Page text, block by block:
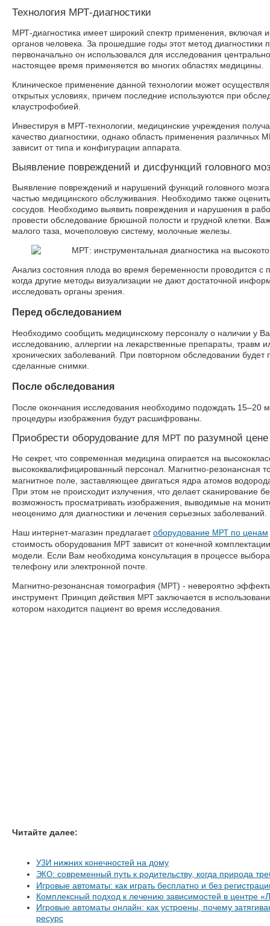
Технология МРТ-диагностики
МРТ-диагностика имеет широкий спектр применения, включая
органов человека. За прошедшие годы этот метод диагностики
первоначально он использовался для исследования
настоящее время применяется во многих областях медицины.
Клиническое применение данной технологии может
открытых условиях, причем последние используются при
клаустрофобией.
Инвестируя в МРТ-технологии, медицинские учреждения
качество диагностики, однако область применения различных
зависит от типа и конфигурации аппарата.
Выявление повреждений и дисфункций головного
Выявление повреждений и нарушений функций головного
частью медицинского обслуживания. Необходимо также
сосудов. Необходимо выявить повреждения и нарушения в
провести обследование брюшной полости и грудной клетки.
малого таза, мочеполовую систему, молочные железы.
Анализ состояния плода во время беременности проводится с
когда другие методы визуализации не дают достаточной
исследовать органы зрения.
Перед обследованием
Необходимо сообщить медицинскому персоналу о наличии у
исследованию, аллергии на лекарственные препараты, травм
хронических заболеваний. При повторном обследовании будет
сделанные снимки.
После обследования
После окончания исследования необходимо подождать 15–20
процедуры изображения будут расшифрованы.
Приобрести оборудование для МРТ по разумной
Не секрет, что современная медицина опирается на
высококвалифицированный персонал. Магнитно-резонансная
магнитное поле, заставляющее двигаться ядра атомов
При этом не происходит излучения, что делает сканирование
возможность просматривать изображения, выводимые на
неоценимо для диагностики и лечения серьезных заболеваний.
Наш интернет-магазин предлагаетоборудование МРТ по ценам
стоимость оборудования МРТ зависит от конечной
модели. Если Вам необходима консультация в процессе
телефону или электронной почте.
Магнитно-резонансная томография (МРТ) - невероятно
инструмент. Принцип действия МРТ заключается в
котором находится пациент во время исследования.
Читайте далее:
УЗИ нижних конечностей на дому
ЭКО: современный путь к родительству, когда природа
Игровые автоматы: как играть бесплатно и без
Комплексный подход к лечению зависимостей в центре
Игровые автоматы онлайн: как устроены, почему
ресурс